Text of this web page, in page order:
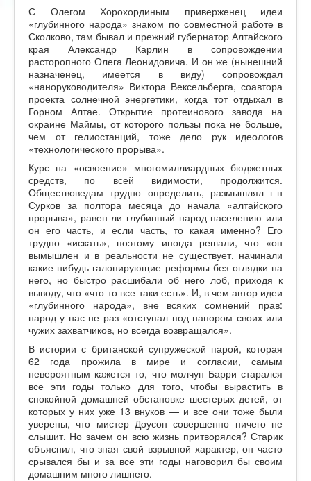
С Олегом Хорохординым приверженец идеи
«глубинного народа» знаком по совместной работе в
Сколково, там бывал и прежний губернатор Алтайского
края Александр Карлин в сопровождении
расторопного Олега Леонидовича. И он же (нынешний
назначенец, имеется в виду) сопровождал
«наноруководителя» Виктора Вексельберга, соавтора
проекта солнечной энергетики, когда тот отдыхал в
Горном Алтае. Открытие протеинового завода на
окраине Маймы, от которого пользы пока не больше,
чем от гелиостанций, тоже дело рук идеологов
«технологического прорыва».
Курс на «освоение» многомиллиардных бюджетных
средств, по всей видимости, продолжится.
Обществоведам трудно определить, размышлял г-н
Сурков за полтора месяца до начала «алтайского
прорыва», равен ли глубинный народ населению или
он его часть, и если часть, то какая именно? Его
трудно «искать», поэтому иногда решали, что «он
вымышлен и в реальности не существует, начинали
какие-нибудь галопирующие реформы без оглядки на
него, но быстро расшибали об него лоб, приходя к
выводу, что «что-то все-таки есть». И, в чем автор идеи
«глубинного народа», вне всяких сомнений прав:
народ у нас не раз «отступал под напором своих или
чужих захватчиков, но всегда возвращался».
В истории с британской супружеской парой, которая
62 года прожила в мире и согласии, самым
невероятным кажется то, что молчун Барри старался
все эти годы только для того, чтобы вырастить в
спокойной домашней обстановке шестерых детей, от
которых у них уже 13 внуков — и все они тоже были
уверены, что мистер Доусон совершенно ничего не
слышит. Но зачем он всю жизнь притворялся? Старик
объяснил, что зная свой взрывной характер, он часто
срывался бы и за все эти годы наговорил бы своим
домашним много лишнего.